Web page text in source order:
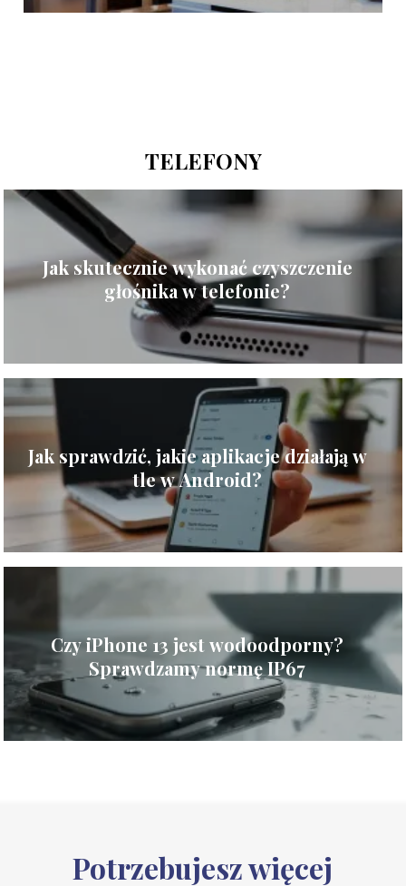
TELEFONY
Jak skutecznie wykonać czyszczenie
głośnika w telefonie?
Jak sprawdzić, jakie aplikacje działają w
tle w Android?
Czy iPhone 13 jest wodoodporny?
Sprawdzamy normę IP67
Potrzebujesz więcej